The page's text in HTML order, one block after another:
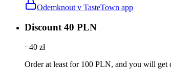
Odemknout v TasteTown app
Discount 40 PLN
−40 zł
Order at least for 100 PLN, and you will get